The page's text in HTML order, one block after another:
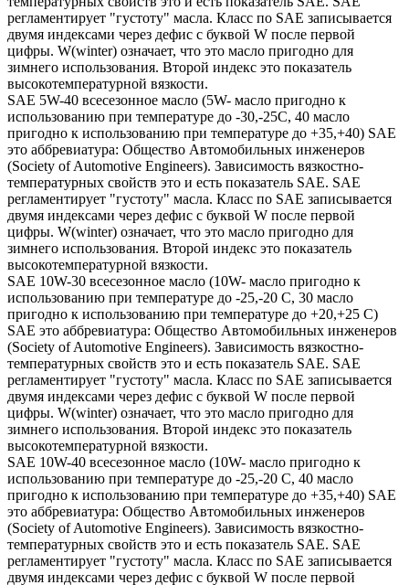
регламентирует "густоту" масла. Класс по SAE записывается
двумя индексами через дефис с буквой W после первой
цифры. W(winter) означает, что это масло пригодно для
зимнего использования. Второй индекс это показатель
высокотемпературной вязкости.
SAE 5W-40 всесезонное масло (5W- масло пригодно к
использованию при температуре до -30,-25С, 40 масло
пригодно к использованию при температуре до +35,+40) SAE
это аббревиатура: Общество Автомобильных инженеров
(Society of Automotive Engineers). Зависимость вязкостно-
температурных свойств это и есть показатель SAE. SAE
регламентирует "густоту" масла. Класс по SAE записывается
двумя индексами через дефис с буквой W после первой
цифры. W(winter) означает, что это масло пригодно для
зимнего использования. Второй индекс это показатель
высокотемпературной вязкости.
SAE 10W-30 всесезонное масло (10W- масло пригодно к
использованию при температуре до -25,-20 С, 30 масло
пригодно к использованию при температуре до +20,+25 С)
SAE это аббревиатура: Общество Автомобильных инженеров
(Society of Automotive Engineers). Зависимость вязкостно-
температурных свойств это и есть показатель SAE. SAE
регламентирует "густоту" масла. Класс по SAE записывается
двумя индексами через дефис с буквой W после первой
цифры. W(winter) означает, что это масло пригодно для
зимнего использования. Второй индекс это показатель
высокотемпературной вязкости.
SAE 10W-40 всесезонное масло (10W- масло пригодно к
использованию при температуре до -25,-20 С, 40 масло
пригодно к использованию при температуре до +35,+40) SAE
это аббревиатура: Общество Автомобильных инженеров
(Society of Automotive Engineers). Зависимость вязкостно-
температурных свойств это и есть показатель SAE. SAE
регламентирует "густоту" масла. Класс по SAE записывается
двумя индексами через дефис с буквой W после первой